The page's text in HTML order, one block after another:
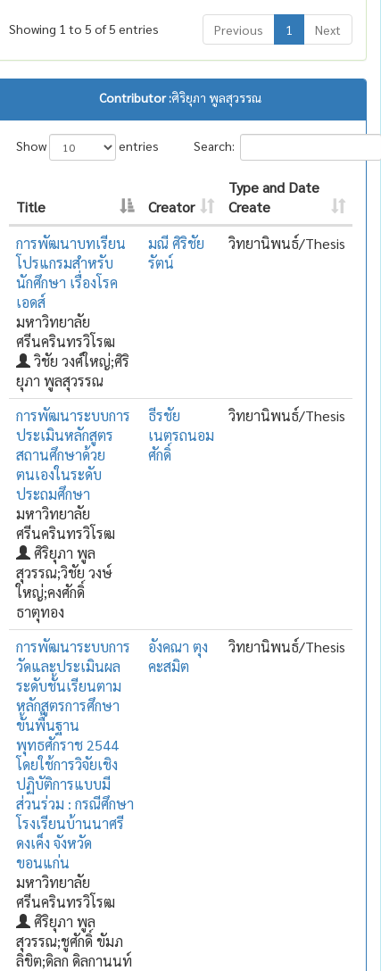
Showing 1 to 5 of 5 entries Previous 1 Next
Contributor :ศิริยุภา พูลสุวรรณ
Show entries Search:
Title Creator
Type and Date
Create
การพัฒนาบทเรียน
โปรแกรมสำหรับ
นักศึกษา เรื่องโรค
เอดส์
มหาวิทยาลัย
ศรีนครินทรวิโรฒ
วิชัย วงศ์ใหญ่;ศิริ
ยุภา พูลสุวรรณ
มณี ศิริชัย
รัตน์
วิทยานิพนธ์/Thesis
การพัฒนาระบบการ
ประเมินหลักสูตร
สถานศึกษาด้วย
ตนเองในระดับ
ประถมศึกษา
มหาวิทยาลัย
ศรีนครินทรวิโรฒ
ศิริยุภา พูล
สุวรรณ;วิชัย วงษ์
ใหญ่;คงศักดิ์
ธาตุทอง
ธีรชัย
เนตรถนอม
ศักดิ์
วิทยานิพนธ์/Thesis
การพัฒนาระบบการ
วัดและประเมินผล
ระดับชั้นเรียนตาม
หลักสูตรการศึกษา
ขั้นพื้นฐาน
พุทธศักราช 2544
โดยใช้การวิจัยเชิง
ปฏิบัติการแบบมี
ส่วนร่วม : กรณีศึกษา
โรงเรียนบ้านนาศรี
ดงเค็ง จังหวัด
ขอนแก่น
มหาวิทยาลัย
ศรีนครินทรวิโรฒ
ศิริยุภา พูล
สุวรรณ;ชูศักดิ์ ขัมภ
ลิขิต;ดิลก ดิลกานนท์
อังคณา ตุง
คะสมิต
วิทยานิพนธ์/Thesis